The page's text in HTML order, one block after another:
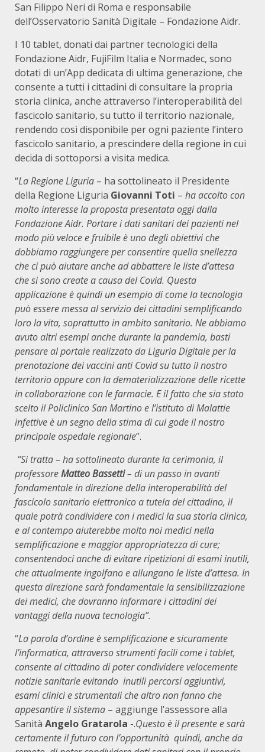
San Filippo Neri di Roma e responsabile
dell’Osservatorio Sanità Digitale – Fondazione Aidr.
I 10 tablet, donati dai partner tecnologici della
Fondazione Aidr, FujiFilm Italia e Normadec, sono
dotati di un’App dedicata di ultima generazione, che
consente a tutti i cittadini di consultare la propria
storia clinica, anche attraverso l’interoperabilità del
fascicolo sanitario, su tutto il territorio nazionale,
rendendo così disponibile per ogni paziente l’intero
fascicolo sanitario, a prescindere della regione in cui
decida di sottoporsi a visita medica.
“LaRegione Liguria – ha sottolineato il Presidente
della Regione Liguria Giovanni Toti – ha accolto con
molto interesse la proposta presentata oggi dalla
Fondazione Aidr. Portare i dati sanitari dei pazienti nel
modo più veloce e fruibile è uno degli obiettivi che
dobbiamo raggiungere per consentire quella snellezza
che ci può aiutare anche ad abbattere le liste d’attesa
che si sono create a causa del Covid. Questa
applicazione è quindi un esempio di come la tecnologia
può essere messa al servizio dei cittadini semplificando
loro la vita, soprattutto in ambito sanitario. Ne abbiamo
avuto altri esempi anche durante la pandemia, basti
pensare al portale realizzato da Liguria Digitale per la
prenotazione dei vaccini anti Covid su tutto il nostro
territorio oppure con la dematerializzazione delle ricette
in collaborazione con le farmacie. E il fatto che sia stato
scelto il Policlinico San Martino e l’istituto di Malattie
infettive è un segno della stima di cui gode il nostro
principale ospedale regionale”.
“Si tratta – ha sottolineato durante la cerimonia, il
professoreMatteo Bassetti– di un passo in avanti
fondamentale in direzione della interoperabilità del
fascicolo sanitario elettronico a tutela del cittadino, il
quale potrà condividere con i medici la sua storia clinica,
e al contempo aiuterebbe molto noi medici nella
semplificazione e maggior appropriatezza di cure;
consentendoci anche di evitare ripetizioni di esami inutili,
che attualmente ingolfano e allungano le liste d’attesa. In
questa direzione sarà fondamentale la sensibilizzazione
dei medici, che dovranno informare i cittadini dei
vantaggi della nuova tecnologia”.
“La parola d’ordine è semplificazione e sicuramente
l’informatica, attraverso strumenti facili come i tablet,
consente al cittadino di poter condividere velocemente
notizie sanitarie evitando inutili percorsi aggiuntivi,
esami clinici e strumentali che altro non fanno che
appesantire il sistema – aggiunge l’assessore alla
Sanità Angelo Gratarola -.Questo è il presente e sarà
certamente il futuro con l’opportunità quindi, anche da